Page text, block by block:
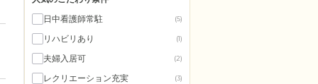
日中看護師常駐
(5)
リハビリあり (1)
夫婦入居可 (2)
レクリエーション充実 (3)